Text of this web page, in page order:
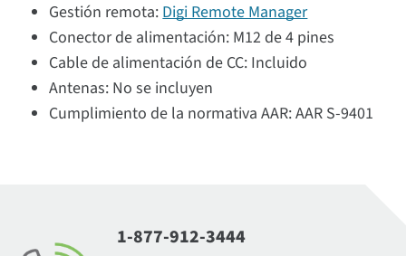
Gestión remota:Digi Remote Manager
Conector de alimentación: M12 de 4 pines
Cable de alimentación de CC: Incluido
Antenas: No se incluyen
Cumplimiento de la normativa AAR: AAR S-9401
1-877-912-3444